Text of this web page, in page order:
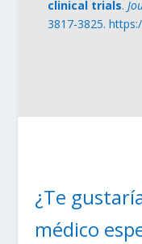
clinical trials.
3817-3825. https
¿Te
médico